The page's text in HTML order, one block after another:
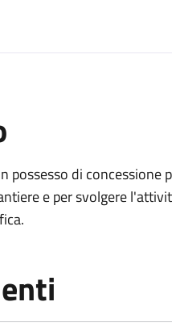
possesso di concessione
e per svolgere